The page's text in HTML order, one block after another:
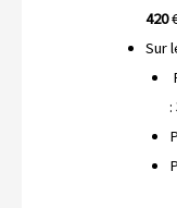
420
Sur
: